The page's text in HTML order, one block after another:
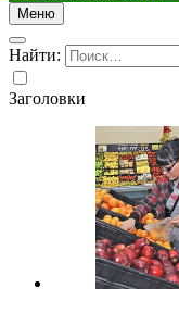
Меню
Найти:
Заголовки